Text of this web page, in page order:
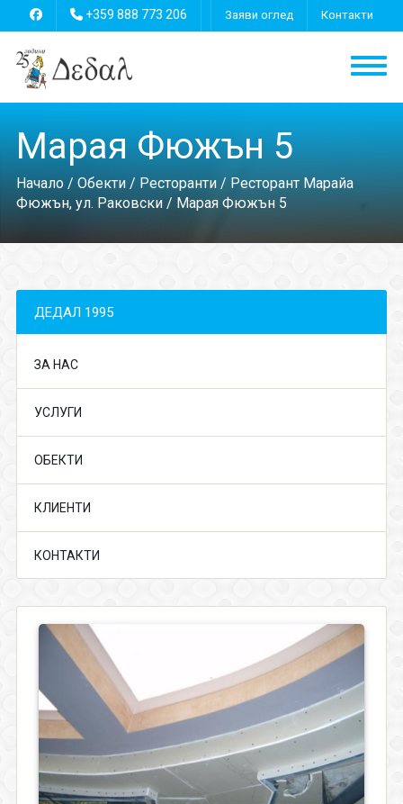
+359 888 773 206 Заяви оглед Контакти
Марая Фюжън 5
Начало/ Обекти/ Ресторанти/ Ресторант Марайа
Фюжън, ул. Раковски/ Марая Фюжън 5
ДЕДАЛ 1995
ЗА НАС
УСЛУГИ
ОБЕКТИ
КЛИЕНТИ
КОНТАКТИ